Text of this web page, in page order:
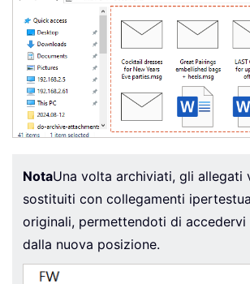
NotaUna volta archiviati, gli allegati
sostituiti con collegamenti
originali, permettendoti di accedervi
dalla nuova posizione.